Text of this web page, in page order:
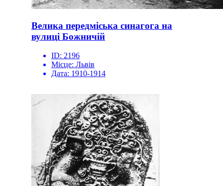
Велика передміська синагога на
вулиці Божничій
ID: 2196
Місце: Львів
Дата: 1910-1914